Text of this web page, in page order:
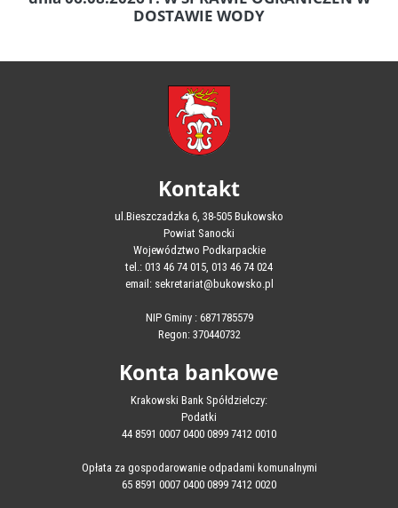
DOSTAWIE WODY
Kontakt
ul.Bieszczadzka 6, 38-505 Bukowsko
Powiat Sanocki
Województwo Podkarpackie
tel.: 013 46 74 015, 013 46 74 024
email: sekretariat@bukowsko.pl
NIP Gminy : 6871785579
Regon: 370440732
Konta bankowe
Krakowski Bank Spółdzielczy:
Podatki
44 8591 0007 0400 0899 7412 0010
Opłata za gospodarowanie odpadami komunalnymi
65 8591 0007 0400 0899 7412 0020